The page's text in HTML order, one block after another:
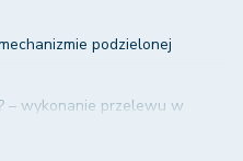
podzielonej
– wykonanie przelewu w